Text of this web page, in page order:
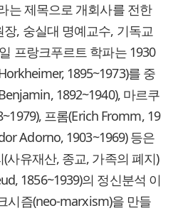
는 제목으로 개회사를 전한
, 숭실대 명예교수, 기독교
프랑크푸르트 학파는 1930
1895~1973)를 중
1892~1940), 마르쿠
프롬(Erich Fromm, 19
Adorno, 1903~1969) 등은
사유재산, 종교, 가족의 폐지)
1856~1939)의 정신분석 이
시즘(neo-marxism)을 만들